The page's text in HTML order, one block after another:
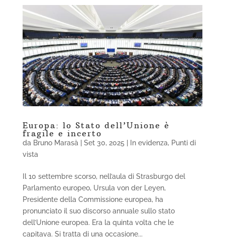
Europa: lo Stato dell’Unione è
fragile e incerto
da Bruno Marasà Set 30, 2025 In evidenza, Punti di
vista
Il 10 settembre scorso, nell’aula di Strasburgo del
Parlamento europeo, Ursula von der Leyen,
Presidente della Commissione europea, ha
pronunciato il suo discorso annuale sullo stato
dell’Unione europea. Era la quinta volta che le
capitava. Si tratta di una occasione...